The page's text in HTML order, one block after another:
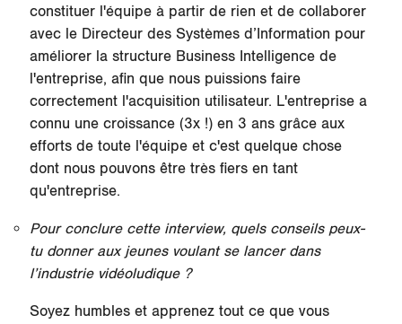
constituer l'équipe à partir de rien et de collaborer
avec le Directeur des Systèmes d’Information pour
améliorer la structure Business Intelligence de
l'entreprise, afin que nous puissions faire
correctement l'acquisition utilisateur. L'entreprise a
connu une croissance (3x !) en 3 ans grâce aux
efforts de toute l'équipe et c'est quelque chose
dont nous pouvons être très fiers en tant
qu'entreprise.
Pour conclure cette interview, quels conseils peux-
tu donner aux jeunes voulant se lancer dans
l’industrie vidéoludique ?
Soyez humbles et apprenez tout ce que vous